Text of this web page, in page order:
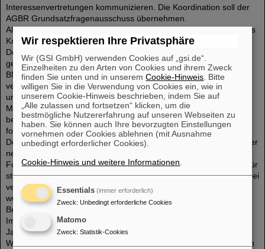
Interessenvertretungen kommunizieren. Die Koordination soll der
AGBR Grundsatzfragenausschuss übernehmen.
Als Vertreter von N2 [Nsquared] stellten Erich Zähringer und Lukas
Kreis die aktuellen Aktivitäten aus dem Netzwerk der
Doktorandennetzwerke von HGF, MPG und WGL vor. Dazu
gehören Treffen mit Bundestagsabgeordneten und Vertretern des
BMBF. Themen für die weitere Arbeit von N2 sind die
verschiedenen Vertragsarten und die damit verbundenen
unterschiedlichen Vergütungen, die Internationalität und der
Machtmissbrauch durch betreuende WissenschaftlerInnen. Die
begonnene gute Zusammenarbeit zwischen AGBR und N2 soll
fortgesetzt werden.
Der Vertreter der Gewerkschaft ver.di, Matthias Neis, berichtet über
neue Kooperationsformen und „Finanzarchitekturen“ in der
Forschungslandschaft, über Tarifverhandlungen der Länder und für
studentische Hilfskräfte in Berlin sowie über Umstrukturierungen bei
ver.di und den Organisationsgrad in der Wissenschaft. Mit ihm
wurde auch über sachgrundlose Befristungen und ihre
Beschränkung in Umsetzung des Koalitionsvertrages diskutiert.
Im Gespräch mit Karin Wolff (CDU), Gernot Grumbach (SPD) und
Janine Wissler (LINKE) (Mitglieder des Ausschusses für
Wissenschaft und Kunst (WKA) des Hessischen Landtags) wurden
Wir respektieren Ihre Privatsphäre
Wir (GSI GmbH) verwenden Cookies auf „gsi.de“.
Einzelheiten zu den Arten von Cookies und ihrem Zweck
finden Sie unten und in unseremCookie-Hinweis . Bitte
willigen Sie in die Verwendung von Cookies ein, wie in
unserem Cookie-Hinweis beschrieben, indem Sie auf
„Alle zulassen und fortsetzen“ klicken, um die
bestmögliche Nutzererfahrung auf unseren Webseiten zu
haben. Sie können auch Ihre bevorzugten Einstellungen
vornehmen oder Cookies ablehnen (mit Ausnahme
unbedingt erforderlicher Cookies).
Cookie-Hinweis und weitere Informationen
Essentials (immer erforderlich)
Zweck: Unbedingt erforderliche Cookies
Matomo
Zweck: Statistik-Cookies